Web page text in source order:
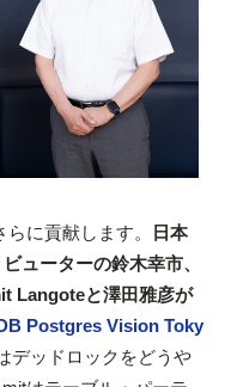
に貢献します。
日本
ューターの鈴木幸市、
Langoteと澤田雅彦が
Postgres Vision Toky
デッドロックをどうや